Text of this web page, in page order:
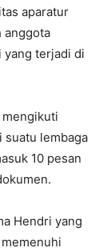
aparatur
anggota
yang terjadi di
mengikuti
suatu lembaga
10 pesan
Hendri yang